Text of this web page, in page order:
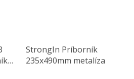
StrongIn Príborník
235x490mm metalíza